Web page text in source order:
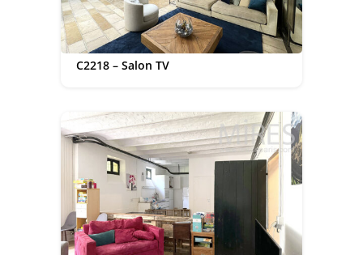
C2218 – Salon TV